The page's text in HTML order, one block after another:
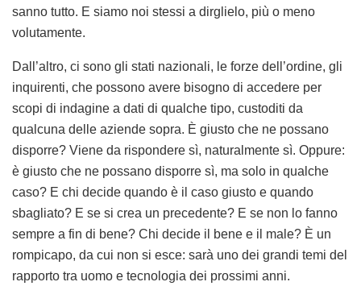
sanno tutto. E siamo noi stessi a dirglielo, più o meno
volutamente.
Dall’altro, ci sono gli stati nazionali, le forze dell’ordine, gli
inquirenti, che possono avere bisogno di accedere per
scopi di indagine a dati di qualche tipo, custoditi da
qualcuna delle aziende sopra. È giusto che ne possano
disporre? Viene da rispondere sì, naturalmente sì. Oppure:
è giusto che ne possano disporre sì, ma solo in qualche
caso? E chi decide quando è il caso giusto e quando
sbagliato? E se si crea un precedente? E se non lo fanno
sempre a fin di bene? Chi decide il bene e il male? È un
rompicapo, da cui non si esce: sarà uno dei grandi temi del
rapporto tra uomo e tecnologia dei prossimi anni.